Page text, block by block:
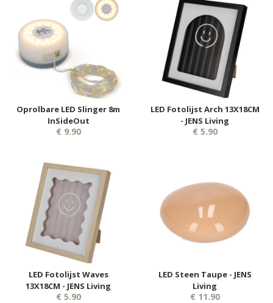
Oprolbare LED Slinger 8m
InSideOut
€ 9.90
LED Fotolijst Arch 13X18CM
- JENS Living
€ 5.90
LED Fotolijst Waves
13X18CM - JENS Living
€ 5.90
LED Steen Taupe - JENS
Living
€ 11.90